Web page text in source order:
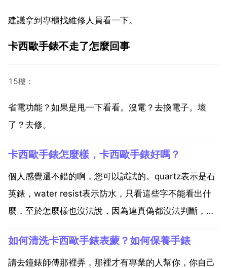
建議拿到專櫃找維修人員看一下。
卡西歐手錶不走了怎麼回事
15樓：
省電功能？如果是甩一下看看。沒電？去換電子。壞
了？去修。
卡西歐手錶怎麼樣，卡西歐手錶好嗎？
個人感覺還不錯的啊，您可以試試的。quartz表示是石
英錶，water resist表示防水，只看這些字不能看出什
麼，至於怎麼樣也沒法說，因為連真偽都沒法判斷，如
glanced in grandfather s direct 卡西歐手錶怎麼
樣？...
如何清洗卡西歐手錶表蒙？如何保養手錶
請去鐘錶師傅那裡弄，那裡才有專業的人幫你，你自己